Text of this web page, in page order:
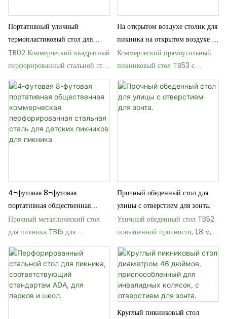
Портативный уличный
термопластиковый стол для
пикника длиной 46 дюймов.
TB02 Коммерческий квадратный
перфорированный стальной стол
для пикника
На открытом воздухе столик для
пикника на открытом воздухе на
открытом воздухе со скамейкой
для пикника со скамейкой
Коммерческий прямоугольный
пикниковый стол TB53 с
массивной столешницей и
скамейками.
4-футовая 8-футовая
портативная общественная
коммерческая перфорированная
стальная сталь для детских
Прочный металлический стол
для пикника TB15 для
использования на открытом
воздухе, подходит для школ и
парков.
Прочный обеденный стол для
улицы с отверстием для зонта.
Уличный обеденный стол TB52
повышенной прочности, 1,8 м, с
отверстием для зонта.
Круглый пикниковый стол